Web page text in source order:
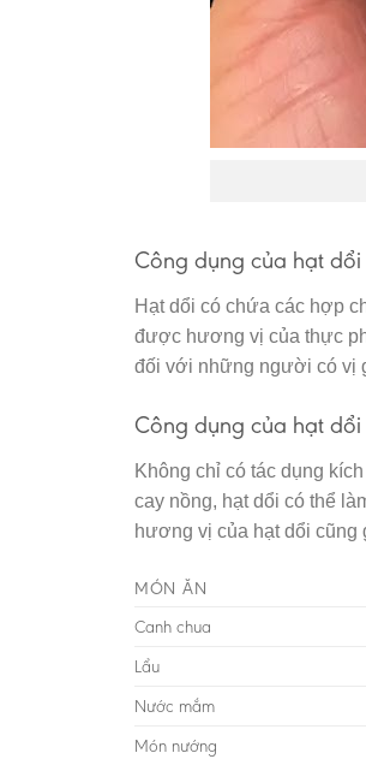
Công dụng của hạt
Hạt dổi có chứa các hợp
được hương vị của thực
đối với những người có vị
Công dụng của hạt
Không chỉ có tác dụng
cay nồng, hạt dổi có thể
hương vị của hạt dổi cũng
MÓN ĂN
Canh chua
Lẩu
Nước mắm
Món nướng